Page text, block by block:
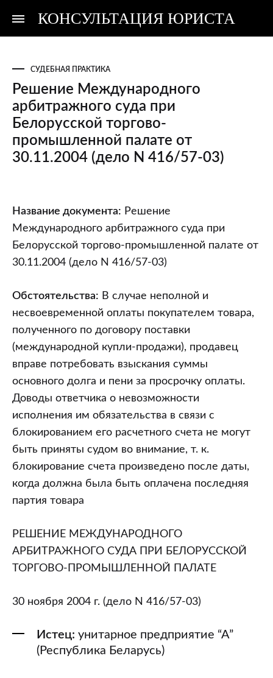
КОНСУЛЬТАЦИЯ ЮРИСТА
Консультация
Консультация
СУДЕБНАЯ ПРАКТИКА
Решение Международного
арбитражного суда при
Белорусской торгово-
промышленной палате от
30.11.2004 (дело N 416/57-03)
Решение
Международного
арбитражного
суда
Белорусской
торгово-
промышленной
палате
от
30.11.2004
(дело
N
416/57-
03)
Название документа: Решение
Международного арбитражного суда при
Белорусской торгово-промышленной палате от
30.11.2004 (дело N 416/57-03)
Обстоятельства: В случае неполной и
несвоевременной оплаты покупателем товара,
полученного по договору поставки
(международной купли-продажи), продавец
вправе потребовать взыскания суммы
основного долга и пени за просрочку оплаты.
Доводы ответчика о невозможности
исполнения им обязательства в связи с
блокированием его расчетного счета не могут
быть приняты судом во внимание, т. к.
блокирование счета произведено после даты,
когда должна была быть оплачена последняя
партия товара
РЕШЕНИЕ МЕЖДУНАРОДНОГО
АРБИТРАЖНОГО СУДА ПРИ БЕЛОРУССКОЙ
ТОРГОВО-ПРОМЫШЛЕННОЙ ПАЛАТЕ
30 ноября 2004 г. (дело N 416/57-03)
Истец: унитарное предприятие “А”
(Республика Беларусь)